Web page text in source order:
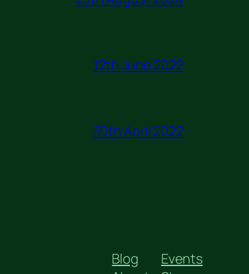
12th June 2022
30th April 2022
Blog
Events